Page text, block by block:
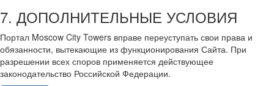
7. ДОПОЛНИТЕЛЬНЫЕ УСЛОВИЯ
Портал Moscow City Towers вправе переуступать свои права и
обязанности, вытекающие из функционирования Сайта. При
разрешении всех споров применяется действующее
законодательство Российской Федерации.